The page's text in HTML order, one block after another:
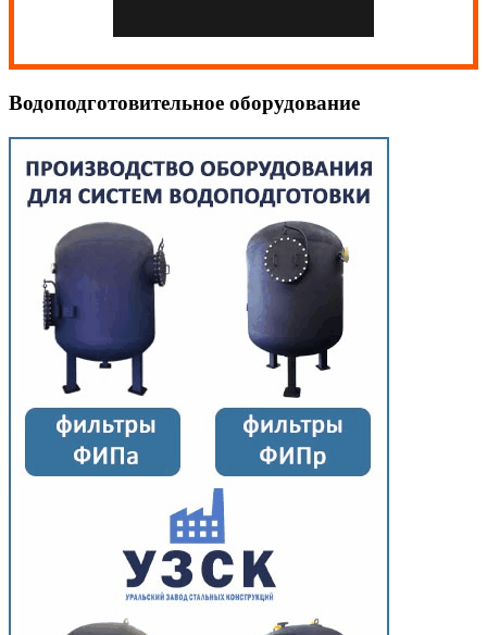
Водоподготовительное оборудование